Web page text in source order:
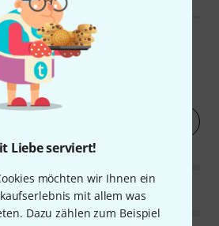
Liebe serviert!
möchten wir Ihnen ein
mit allem was
Dazu zählen zum Beispiel